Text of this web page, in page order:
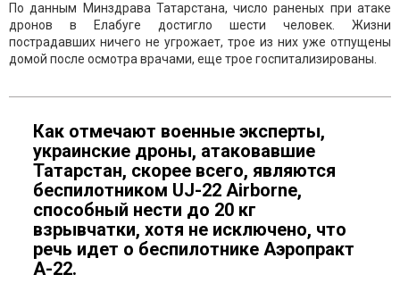
По данным Минздрава Татарстана, число раненых при атаке
дронов в Елабуге достигло шести человек. Жизни
пострадавших ничего не угрожает, трое из них уже отпущены
домой после осмотра врачами, еще трое госпитализированы.
Как отмечают военные эксперты,
украинские дроны, атаковавшие
Татарстан, скорее всего, являются
беспилотником UJ-22 Airborne,
способный нести до 20 кг
взрывчатки, хотя не исключено, что
речь идет о беспилотнике Аэропракт
А-22.